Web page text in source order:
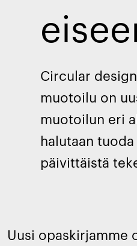
Circular
muotoilu on
muotoilun eri
halutaan
päivittäistä
Uusi opaskirjamme